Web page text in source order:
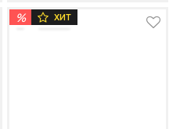
% ХИТ